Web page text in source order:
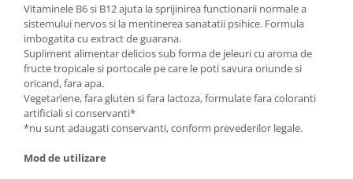
Vitaminele B6 si B12 ajuta la sprijinirea functionarii normale a
sistemului nervos si la mentinerea sanatatii psihice. Formula
imbogatita cu extract de guarana.
Supliment alimentar delicios sub forma de jeleuri cu aroma de
fructe tropicale si portocale pe care le poti savura oriunde si
oricand, fara apa.
Vegetariene, fara gluten si fara lactoza, formulate fara coloranti
artificiali si conservanti*
*nu sunt adaugati conservanti, conform prevederilor legale.
Mod de utilizare